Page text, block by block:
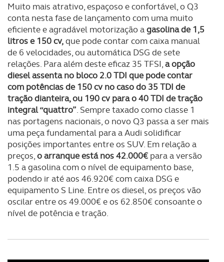
Muito mais atrativo, espaçoso e confortável, o Q3
conta nesta fase de lançamento com uma muito
eficiente e agradável motorização agasolina de 1,5
litros e 150 cv,que pode contar com caixa manual
de 6 velocidades, ou automática DSG de sete
relações. Para além deste eficaz 35 TFSI,a opção
diesel assenta no bloco 2.0 TDI que pode contar
com potências de 150 cv no caso do 35 TDI de
tração dianteira, ou 190 cv para o 40 TDI de tração
integral “quattro”. Sempre taxado como classe 1
nas portagens nacionais, o novo Q3 passa a ser mais
uma peça fundamental para a Audi solidificar
posições importantes entre os SUV. Em relação a
preços,o arranque está nos 42.000€ para a versão
1.5 a gasolina com o nível de equipamento base,
podendo ir até aos 46.920€ com caixa DSG e
equipamento S Line. Entre os diesel, os preços vão
oscilar entre os 49.000€ e os 62.850€ consoante o
nível de potência e tração.